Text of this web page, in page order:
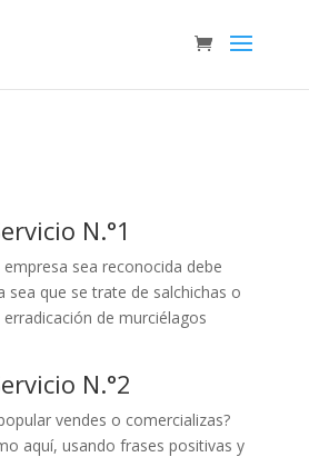
N.°1
sea reconocida debe
sea que se trate de salchichas o
de murciélagos
N.°2
vendes o comercializas?
aquí, usando frases positivas y